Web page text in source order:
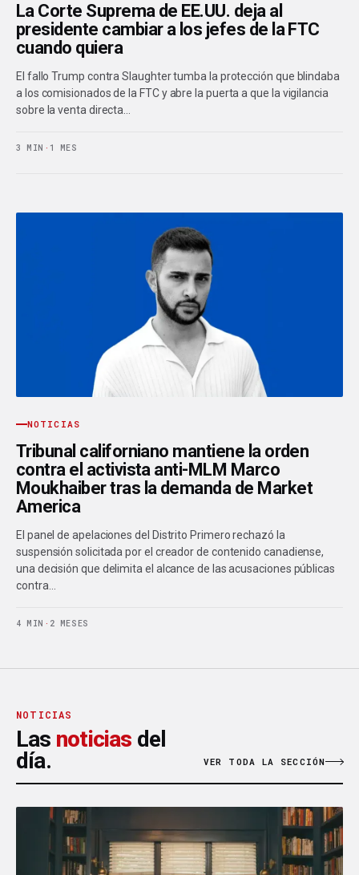
La Corte Suprema de EE.UU. deja al
presidente cambiar a los jefes de la FTC
cuando quiera
El fallo Trump contra Slaughter tumba la protección que blindaba
a los comisionados de la FTC y abre la puerta a que la vigilancia
sobre la venta directa…
3 MIN · 1 MES
NOTICIAS
Tribunal californiano mantiene la orden
contra el activista anti-MLM Marco
Moukhaiber tras la demanda de Market
America
El panel de apelaciones del Distrito Primero rechazó la
suspensión solicitada por el creador de contenido canadiense,
una decisión que delimita el alcance de las acusaciones públicas
contra…
4 MIN · 2 MESES
NOTICIAS
Las noticias del
día.
VER TODA LA SECCIÓN